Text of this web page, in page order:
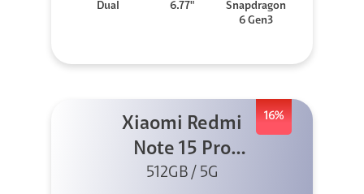
Dual
6.77"
Snapdragon
6 Gen3
16%
Xiaomi Redmi
Note 15 Pro
512GB 5G Negro
512GB / 5G